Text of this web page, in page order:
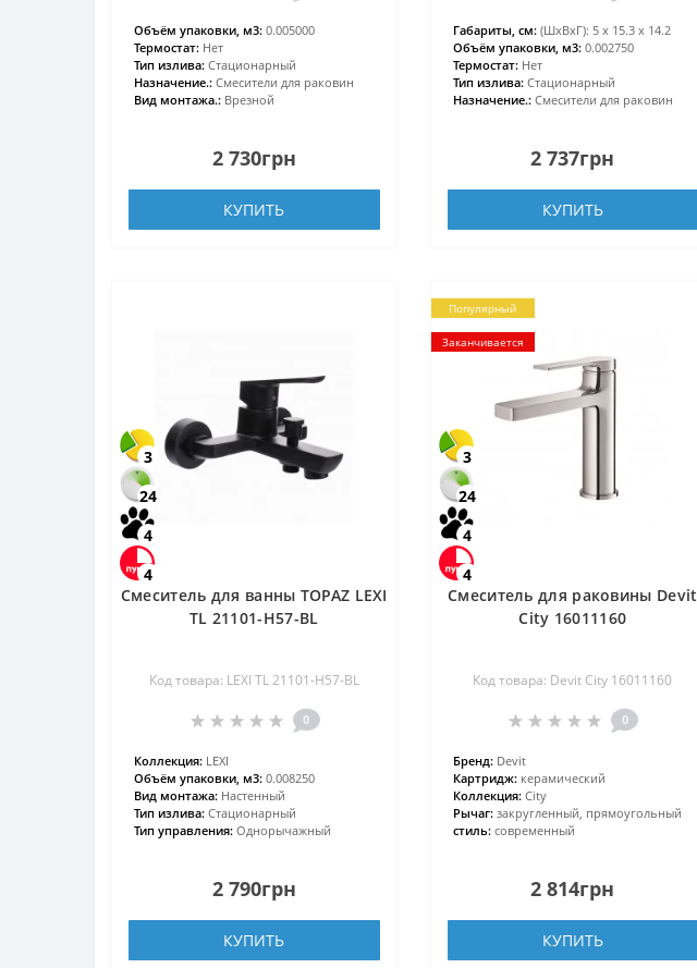
Объём упаковки, м3: 0.005000
Термостат: Нет
Тип излива: Стационарный
Назначение.: Смесители для раковин
Вид монтажа.: Врезной
2 730грн
КУПИТЬ
Габариты, см: (ШхВхГ): 5 х 15.3 х 14.2
Объём упаковки, м3: 0.002750
Термостат: Нет
Тип излива: Стационарный
Назначение.: Смесители для раковин
2 737грн
КУПИТЬ
3
24
4
4
Смеситель для ванны TOPAZ LEXI
TL 21101-H57-BL
Код товара: LEXI TL 21101-H57-BL
0
Коллекция: LEXI
Объём упаковки, м3: 0.008250
Вид монтажа: Настенный
Тип излива: Стационарный
Тип управления: Однорычажный
2 790грн
КУПИТЬ
Популярный
Заканчивается
3
24
4
4
Смеситель для раковины Devit
City 16011160
Код товара: Devit City 16011160
0
Бренд: Devit
Картридж: керамический
Коллекция: City
Рычаг: закругленный, прямоугольный
стиль: современный
2 814грн
КУПИТЬ